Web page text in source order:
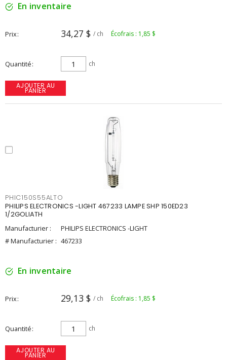
En inventaire
Prix 34,27 $ / ch Écofrais : 1,85 $
Quantité ch
AJOUTER AU
PANIER
PHIC150S55ALTO
PHILIPS ELECTRONICS -LIGHT 467233 LAMPE SHP 150ED23
1/2GOLIATH
Manufacturier :
PHILIPS ELECTRONICS -LIGHT
# Manufacturier : 467233
En inventaire
Prix 29,13 $ / ch Écofrais : 1,85 $
Quantité ch
AJOUTER AU
PANIER